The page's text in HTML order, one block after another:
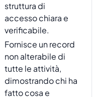
struttura di
accesso chiara e
verificabile.
Fornisce un record
non alterabile di
tutte le attività,
dimostrando chi ha
fatto cosa e